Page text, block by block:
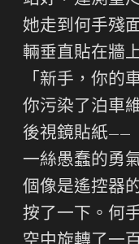
她走到何手殘
輛垂直貼在牆
「新手，你的
你污染了泊車
後視鏡貼紙——
一絲愚蠢的勇
個像是遙控器
按了一下。何